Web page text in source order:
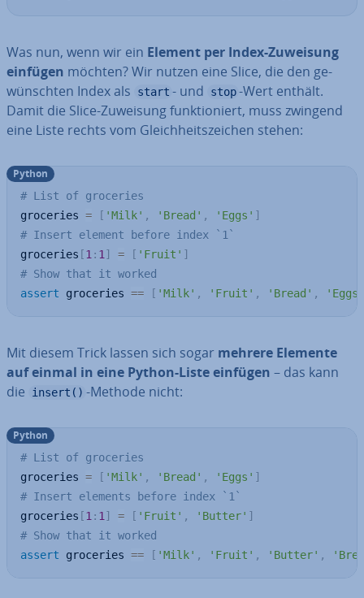
Was nun, wenn wir ein Element per Index-Zuweisung
einfügen möchten? Wir nutzen eine Slice, die den ge­
wünsch­ten Index als
start - und stop -Wert enthält.
Damit die Slice-Zuweisung funk­tio­niert, muss zwingend
eine Liste rechts vom Gleich­heits­zei­chen stehen:
# List of groceries
groceries = [ 'Milk' , 'Bread' , 'Eggs' ]
# Insert element before index `1`
groceries [1 : 1 ] = [ 'Fruit' ]
# Show that it worked
assert groceries == [ 'Milk' , 'Fruit' , 'Bread' , 'Eggs'
Python
Mit diesem Trick lassen sich sogar mehrere Elemente
auf einmal in eine Python-Liste einfügen – das kann
die
insert() -Methode nicht:
# List of groceries
groceries = [ 'Milk' , 'Bread' , 'Eggs' ]
# Insert elements before index `1`
groceries [1 : 1 ] = [ 'Fruit' , 'Butter' ]
# Show that it worked
assert groceries == [ 'Milk' , 'Fruit' , 'Butter' ,
Python